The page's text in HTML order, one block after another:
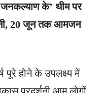
के’ थीम पर
20 जून तक आमजन
पूरे होने के उपलक्ष्य में